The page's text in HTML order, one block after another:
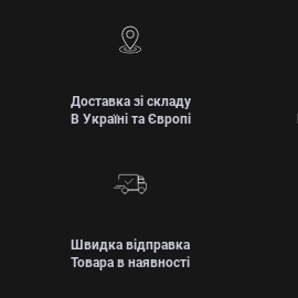
Доставка зі складу
В Україні та Європі
Швидка відправка
Товара в наявності